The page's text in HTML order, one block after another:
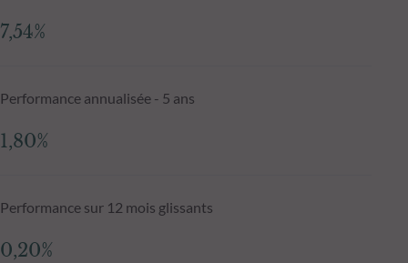
7,54%
Performance annualisée - 5 ans
1,80%
Performance sur 12 mois glissants
0,20%